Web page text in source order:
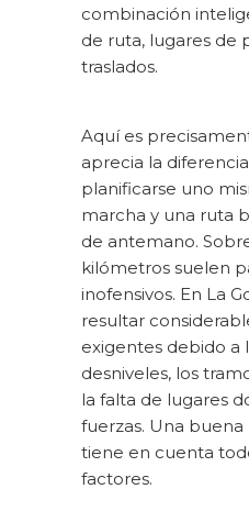
combinación
de ruta, lugares de
traslados.
Aquí es
aprecia la
planificarse uno
marcha y una ruta
de antemano.
kilómetros suelen
inofensivos. En La
resultar
exigentes debido a
desniveles, los
la falta de lugares
fuerzas. Una
tiene en cuenta
factores.